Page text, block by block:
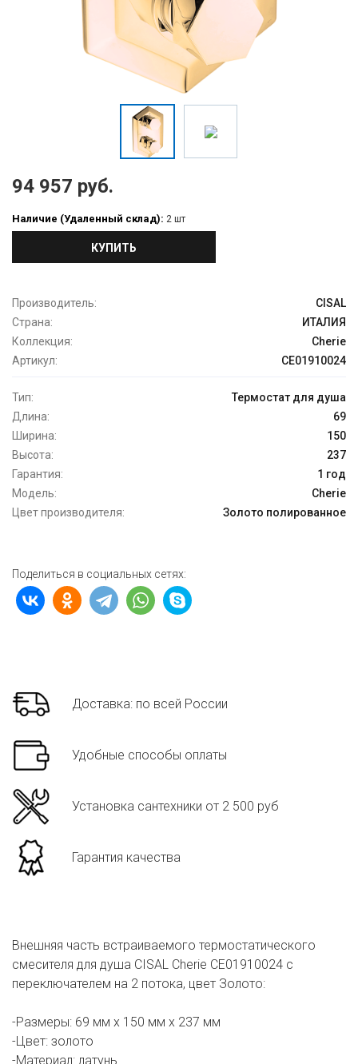
94 957 руб.
Наличие (Удаленный склад): 2 шт
КУПИТЬ
Производитель:
CISAL
Страна:
ИТАЛИЯ
Коллекция:
Cherie
Артикул:
CE01910024
Тип:
Термостат для душа
Длина:
69
Ширина:
150
Высота:
237
Гарантия:
1 год
Модель:
Cherie
Цвет производителя:
Золото полированное
Поделиться в социальных сетях:
Доставка: по всей России
Удобные способы оплаты
Установка сантехники от 2 500 руб
Гарантия качества
Внешняя часть встраиваемого термостатического
смесителя для душа CISAL Cherie CE01910024 с
переключателем на 2 потока, цвет Золото:
-Размеры: 69 мм х 150 мм х 237 мм
-Цвет: золото
-Материал: латунь